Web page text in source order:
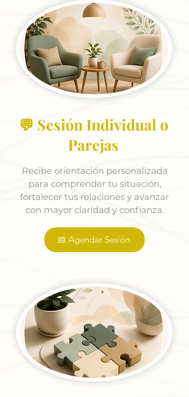
💬 Sesión Individual o
Parejas
Recibe orientación personalizada
para comprender tu situación,
fortalecer tus relaciones y avanzar
con mayor claridad y confianza.
📅 Agendar Sesión